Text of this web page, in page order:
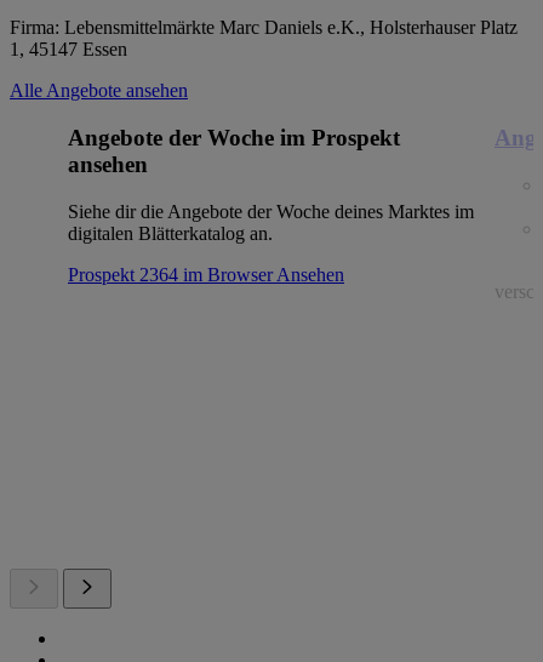
Firma: Lebensmittelmärkte Marc Daniels e.K., Holsterhauser Platz
1, 45147 Essen
Alle Angebote ansehen
Angebote der Woche im Prospekt
ansehen
Siehe dir die Angebote der Woche deines Marktes im
digitalen Blätterkatalog an.
Prospekt 2364 im BrowserAnsehen